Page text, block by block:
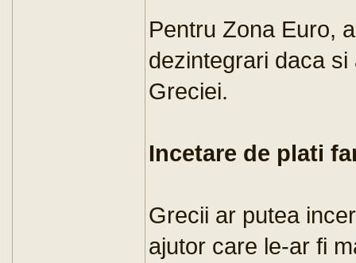
Pentru Zona Euro,
dezintegrari daca
Greciei.
Incetare de plati
Grecii ar putea
ajutor care le-ar fi